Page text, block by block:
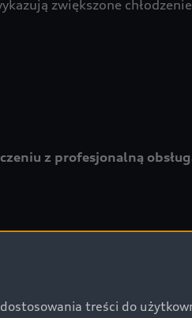
zwiększone
z profesjonalną
treści do